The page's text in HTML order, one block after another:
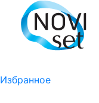
Избранное